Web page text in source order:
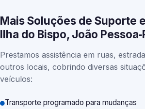
Mais Soluções de Suporte
Ilha do Bispo, João
Prestamos assistência em ruas,
outros locais, cobrindo diversas
veículos:
Transporte programado para mudanças